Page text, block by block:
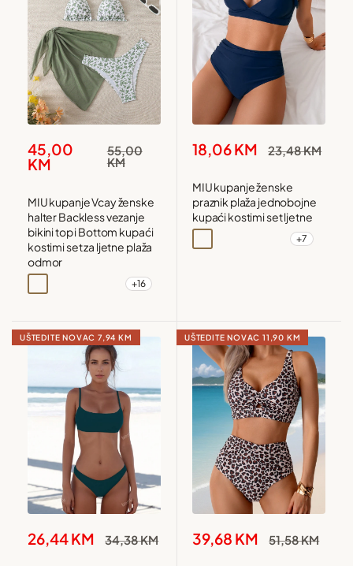
Snižena
cijena
45,00
KM
Redovna
cijena
55,00
KM
MIU kupanje Vcay ženske
halter Backless vezanje
bikini top i Bottom kupaći
kostimi set za ljetne plaža
odmor
Smeđa+16
Snižena
cijena
18,06 KM Redovna
cijena
23,48 KM
MIU kupanje ženske
praznik plaža jednobojne
kupaći kostimi set ljetne
Jarko roza
+7
UŠTEDITE NOVAC7,94 KM
Snižena
cijena
26,44 KM Redovna
cijena
34,38 KM
UŠTEDITE NOVAC11,90 KM
Snižena
cijena
39,68 KM Redovna
cijena
51,58 KM